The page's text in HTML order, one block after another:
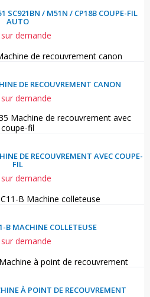
SC921BN / M51N / CP18B COUPE-FIL
AUTO
demande
DE RECOUVREMENT CANON
demande
DE RECOUVREMENT AVEC COUPE-
FIL
demande
B MACHINE COLLETEUSE
demande
À POINT DE RECOUVREMENT